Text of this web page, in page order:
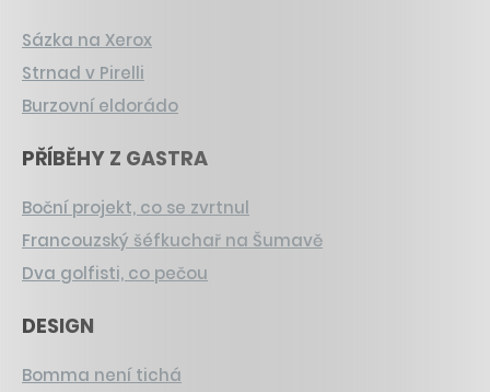
Sázka na Xerox
Strnad v Pirelli
Burzovní eldorádo
PŘÍBĚHY Z GASTRA
Boční projekt, co se zvrtnul
Francouzský šéfkuchař na Šumavě
Dva golfisti, co pečou
DESIGN
Bomma není tichá